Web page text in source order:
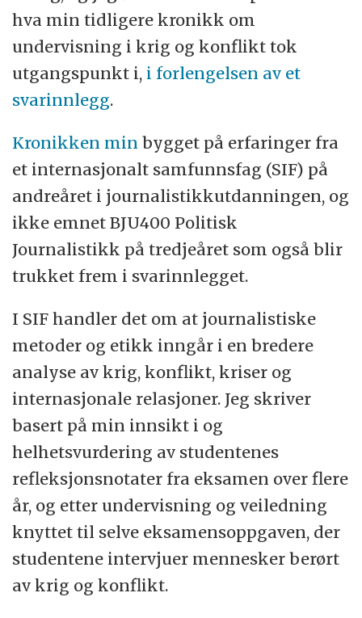
hva min tidligere kronikk om
undervisning i krig og konflikt tok
utgangspunkt i, i forlengelsen av et
svarinnlegg.
Kronikken min bygget på erfaringer fra
et internasjonalt samfunnsfag (SIF) på
andreåret i journalistikkutdanningen, og
ikke emnet BJU400 Politisk
Journalistikk på tredjeåret som også blir
trukket frem i svarinnlegget.
I SIF handler det om at journalistiske
metoder og etikk inngår i en bredere
analyse av krig, konflikt, kriser og
internasjonale relasjoner. Jeg skriver
basert på min innsikt i og
helhetsvurdering av studentenes
refleksjonsnotater fra eksamen over flere
år, og etter undervisning og veiledning
knyttet til selve eksamensoppgaven, der
studentene intervjuer mennesker berørt
av krig og konflikt.